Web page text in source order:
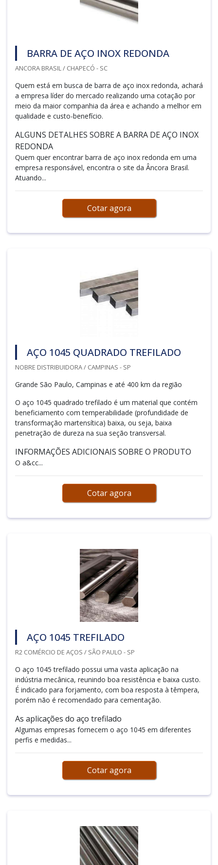
BARRA DE AÇO INOX REDONDA
ANCORA BRASIL / CHAPECÓ - SC
Quem está em busca de barra de aço inox redonda, achará
a empresa líder do mercado realizando uma cotação por
meio da maior companhia da área e achando a melhor em
qualidade e custo-benefício.
ALGUNS DETALHES SOBRE A BARRA DE AÇO INOX
REDONDA
Quem quer encontrar barra de aço inox redonda em uma
empresa responsável, encontra o site da Âncora Brasil.
Atuando...
Cotar agora
AÇO 1045 QUADRADO TREFILADO
NOBRE DISTRIBUIDORA / CAMPINAS - SP
Grande São Paulo, Campinas e até 400 km da região
O aço 1045 quadrado trefilado é um material que contém
beneficiamento com temperabilidade (profundidade de
transformação martensítica) baixa, ou seja, baixa
penetração de dureza na sua seção transversal.
INFORMAÇÕES ADICIONAIS SOBRE O PRODUTO
O a&cc...
Cotar agora
AÇO 1045 TREFILADO
R2 COMÉRCIO DE AÇOS / SÃO PAULO - SP
O aço 1045 trefilado possui uma vasta aplicação na
indústria mecânica, reunindo boa resistência e baixa custo.
É indicado para forjamento, com boa resposta à têmpera,
porém não é recomendado para cementação.
As aplicações do aço trefilado
Algumas empresas fornecem o aço 1045 em diferentes
perfis e medidas...
Cotar agora